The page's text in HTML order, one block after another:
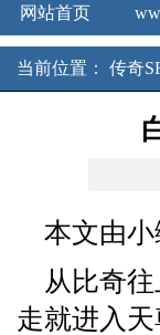
网站首页
新开传奇3发布网
当前位置： 传奇
本文由
从比奇
走就进入